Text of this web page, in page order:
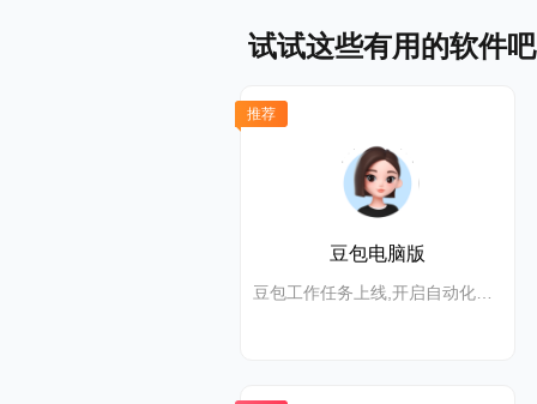
除了提供
ocenaudio
中，您可
试试这些有用的软件吧
推荐
豆包电脑版